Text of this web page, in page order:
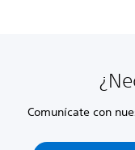
Comunícate con